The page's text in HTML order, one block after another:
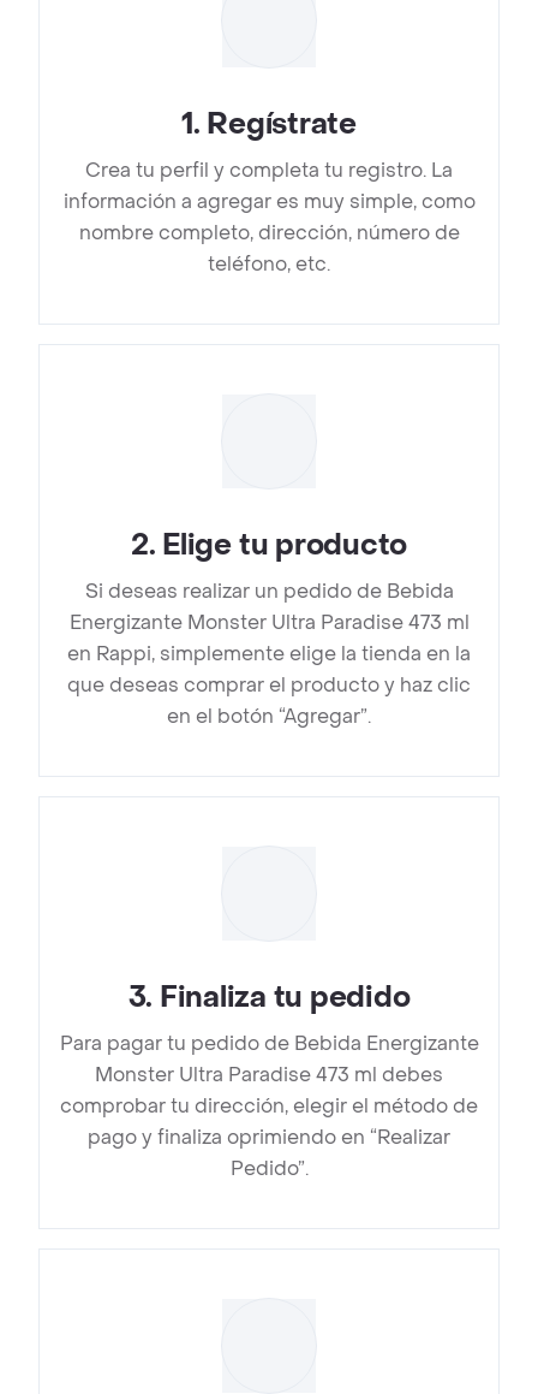
1. Regístrate
Crea tu perfil y completa tu registro. La
información a agregar es muy simple, como
nombre completo, dirección, número de
teléfono, etc.
2. Elige tu producto
Si deseas realizar un pedido de Bebida
Energizante Monster Ultra Paradise 473 ml
en Rappi, simplemente elige la tienda en la
que deseas comprar el producto y haz clic
en el botón “Agregar”.
3. Finaliza tu pedido
Para pagar tu pedido de Bebida Energizante
Monster Ultra Paradise 473 ml debes
comprobar tu dirección, elegir el método de
pago y finaliza oprimiendo en “Realizar
Pedido”.